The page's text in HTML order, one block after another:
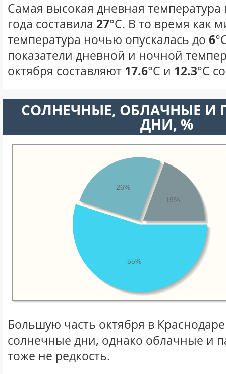
Самая высокая дневная температура
года составила 27°С. В то время как
температура ночью опускалась до 6
показатели дневной и ночной
октября составляют 17.6°С и 12.3°С
CОЛНЕЧНЫЕ, ОБЛАЧНЫЕ И
ДНИ, %
55%
26%
19%
Большую часть октября в
солнечные дни, однако облачные и
тоже не редкость.